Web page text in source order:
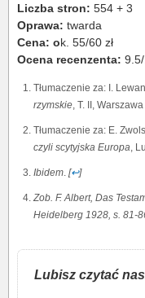
Liczba stron: 554 + 3
Oprawa: twarda
Cena: ok. 55/60 zł
Ocena recenzenta:
Tłumaczenie za: I.
rzymskie , T. II,
Tłumaczenie za: E.
czyli scytyjska Europa ,
Ibidem [↩]
Zob. F. Albert, Das
Heidelberg 1928, s. 81-
Lubisz czytać